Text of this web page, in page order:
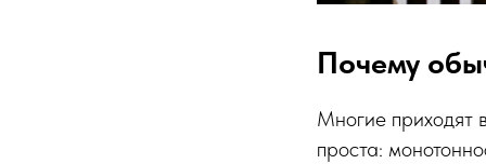
Почему
Многие приходят
проста: